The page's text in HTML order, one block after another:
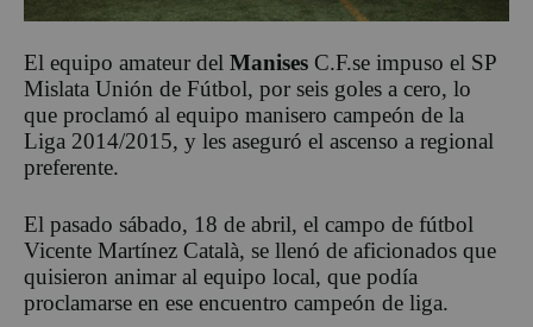
El equipo amateur del Manises C.F.se impuso el SP
Mislata Unión de Fútbol, por seis goles a cero, lo
que proclamó al equipo manisero campeón de la
Liga 2014/2015, y les aseguró el ascenso a regional
preferente.
El pasado sábado, 18 de abril, el campo de fútbol
Vicente Martínez Català, se llenó de aficionados que
quisieron animar al equipo local, que podía
proclamarse en ese encuentro campeón de liga.